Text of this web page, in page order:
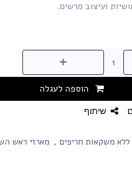
ועיצוב מרשים.
הוספה לעגלה
שיתוף
ללא משקאות חריפים , מארזי ראש